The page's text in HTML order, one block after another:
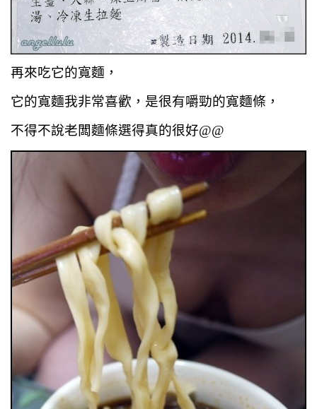
再來吃它的寬麵，
它的寬麵我非常喜歡，是很有嚼勁的寬麵條，
不得不說老闆麵條選得真的很好@@